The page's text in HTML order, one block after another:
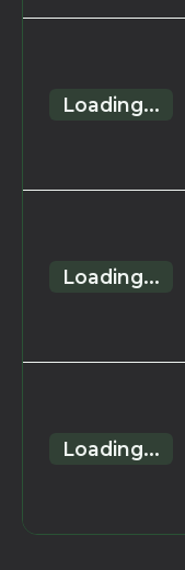
Loading...
Loading...
Loading...